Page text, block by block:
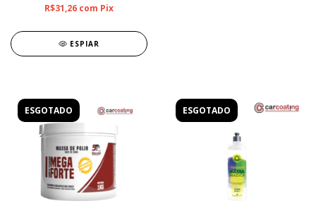
R$31,26 com Pix
ESPIAR
ESGOTADO ESGOTADO